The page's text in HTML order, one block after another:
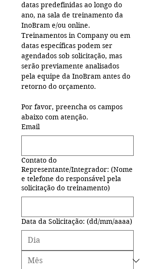
datas predefinidas ao longo do
ano, na sala de treinamento da
InoBram e/ou online.
Treinamentos in Company ou em
datas específicas podem ser
agendados sob solicitação, mas
serão previamente analisados
pela equipe da InoBram antes do
retorno do orçamento.
Por favor, preencha os campos
abaixo com atenção.
Email
Contato do
Representante/Integrador: (Nome
e telefone do responsável pela
solicitação do treinamento)
Data da Solicitação: (dd/mm/aaaa)